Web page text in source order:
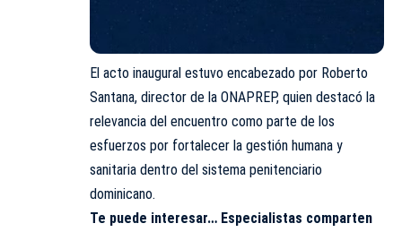
El acto inaugural estuvo encabezado por Roberto
Santana, director de la ONAPREP, quien destacó la
relevancia del encuentro como parte de los
esfuerzos por fortalecer la gestión humana y
sanitaria dentro del sistema penitenciario
dominicano.
Te puede interesar… Especialistas comparten